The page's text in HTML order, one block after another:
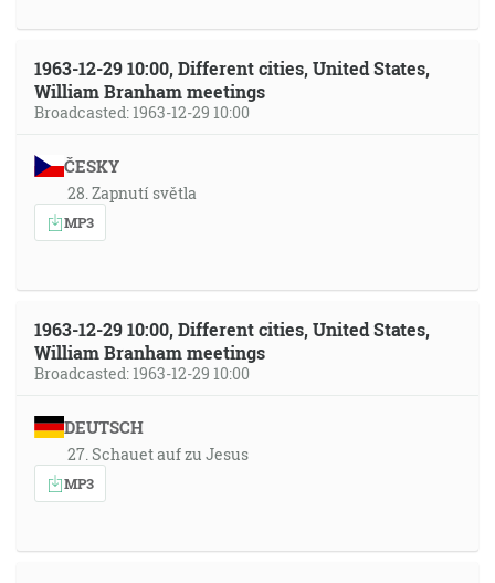
1963-12-29 10:00, Different cities, United States,
William Branham meetings
Broadcasted: 1963-12-29 10:00
ČESKY
28. Zapnutí světla
MP3
1963-12-29 10:00, Different cities, United States,
William Branham meetings
Broadcasted: 1963-12-29 10:00
DEUTSCH
27. Schauet auf zu Jesus
MP3